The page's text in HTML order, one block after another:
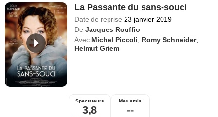
La Passante du sans-souci
Date de reprise 23 janvier 2019
De Jacques Rouffio
Avec Michel Piccoli Romy Schneider,
Helmut Griem
Spectateurs
3,8
Mes amis
--